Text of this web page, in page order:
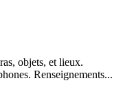
objets, et lieux.
Renseignements...